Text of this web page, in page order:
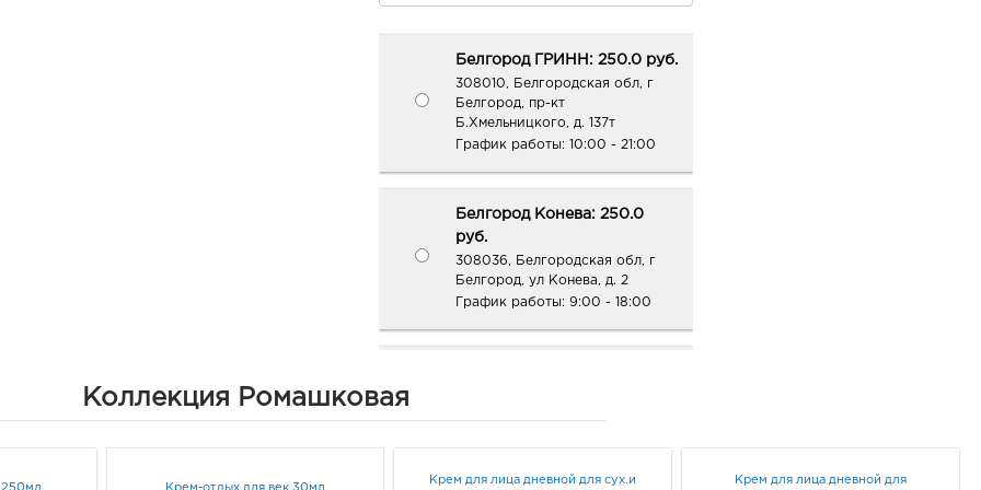
Белгород ГРИНН: 250.0 руб.
308010, Белгородская обл, г
Белгород, пр-кт
Б.Хмельницкого, д. 137т
График работы: 10:00 - 21:00
Белгород Конева: 250.0
руб.
308036, Белгородская обл, г
Белгород, ул Конева, д. 2
График работы: 9:00 - 18:00
308033, Белгородская обл, г
Коллекция Ромашковая
250мл Крем-отдых для век 30мл
Крем для лица дневной для сух.и
Крем для лица дневной для